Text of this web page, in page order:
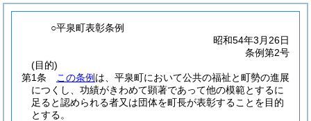
○平泉町表彰条例
昭和54年3月26日
条例第2号
(目的)
第1条
この条例 は、平泉町において公共の福祉と町勢の進展
につくし、功績がきわめて顕著であって他の模範とするに
足ると認められる者又は団体を町長が表彰することを目的
とする。